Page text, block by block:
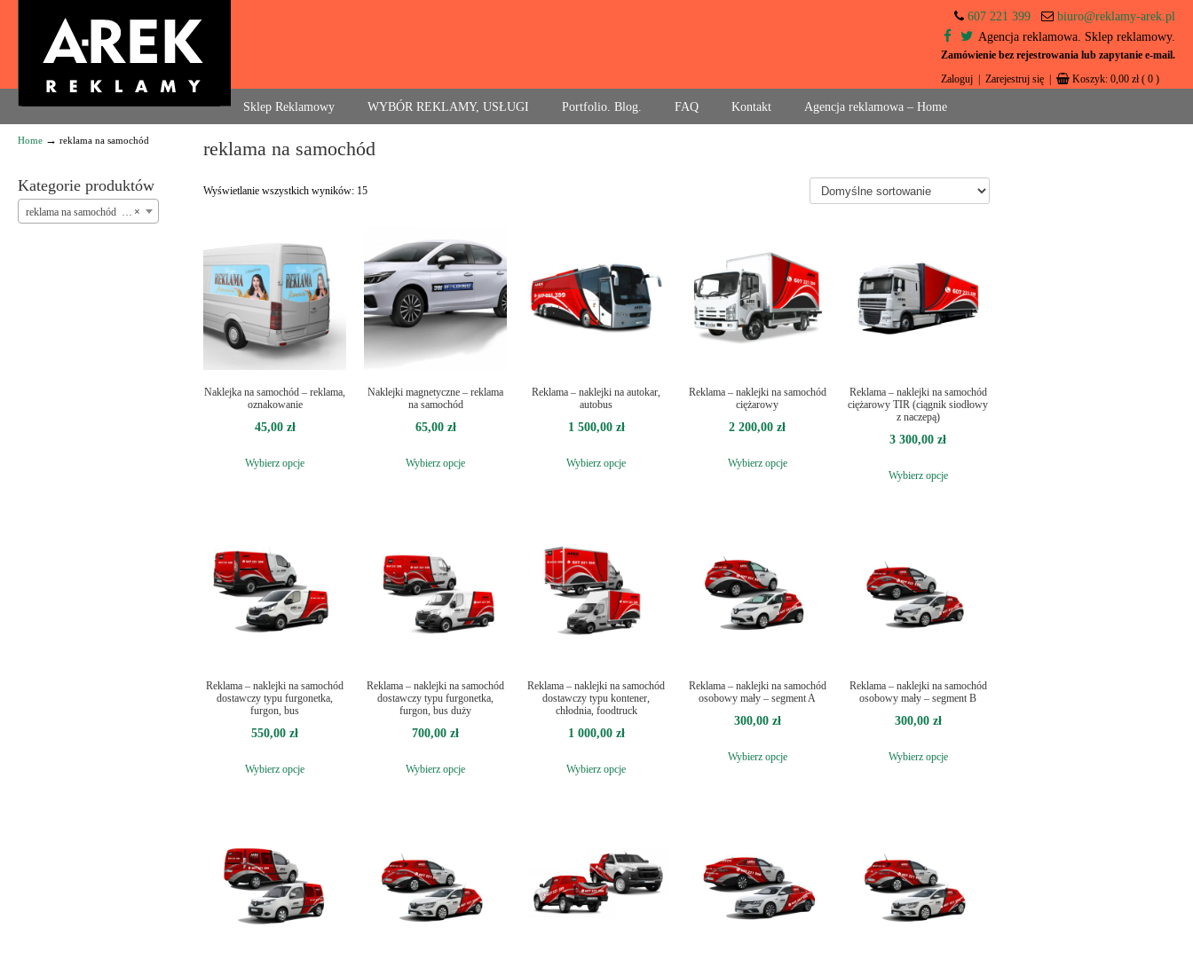
Agencja reklamowa. Reklama – usługi, druk
607 221 399
biuro@reklamy-arek.pl
Agencja reklamowa. Sklep reklamowy.
Zamówienie bez rejestrowania lub zapytanie e-mail.
Zaloguj Zarejestruj się Koszyk: 0,00 zł ( 0 )
Sklep Reklamowy WYBÓR REKLAMY, USŁUGI Portfolio. Blog. FAQ Kontakt Agencja reklamowa – Home
Navigation
Home → reklama na samochód
Kategorie produktów
×
reklama na samochód (15)
reklama na samochód
Wyświetlanie wszystkich wyników: 15
Naklejka na samochód – reklama,
oznakowanie
45,00 zł
Wybierz opcje
Naklejki magnetyczne – reklama
na samochód
65,00 zł
Wybierz opcje
Reklama – naklejki na autokar,
autobus
1 500,00 zł
Wybierz opcje
Reklama – naklejki na samochód
ciężarowy
2 200,00zł
Wybierz opcje
Reklama – naklejki na samochód
ciężarowy TIR (ciągnik siodłowy
z naczepą)
3 300,00zł
Wybierz opcje
Reklama – naklejki na samochód
dostawczy typu furgonetka,
furgon, bus
550,00zł
Wybierz opcje
Reklama – naklejki na samochód
dostawczy typu furgonetka,
furgon, bus duży
700,00zł
Wybierz opcje
Reklama – naklejki na samochód
dostawczy typu kontener,
chłodnia, foodtruck
1 000,00 zł
Wybierz opcje
Reklama – naklejki na samochód
osobowy mały – segment A
300,00 zł
Wybierz opcje
Reklama – naklejki na samochód
osobowy mały – segment B
300,00 zł
Wybierz opcje